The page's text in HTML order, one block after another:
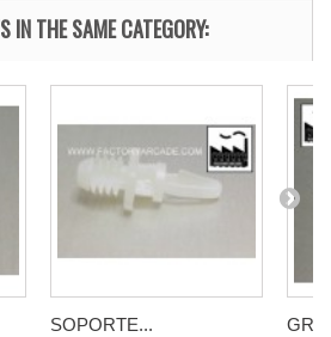
IN THE SAME CATEGORY:
SOPORTE...